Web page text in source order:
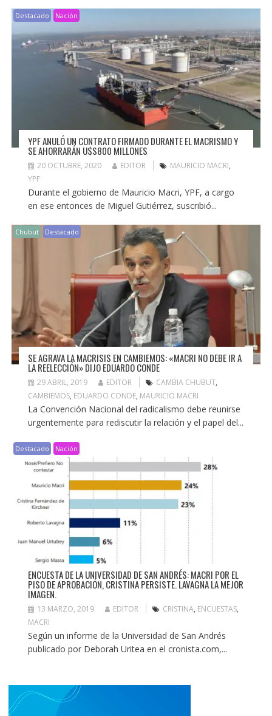
Destacado Nación
YPF ANULÓ UN CONTRATO FIRMADO DURANTE EL MACRISMO Y
SE AHORRARÁN U$S800 MILLONES
20 OCTUBRE, 2020 EDITOR MAURICIO MACRI,
YPF
Durante el gobierno de Mauricio Macri, YPF, a cargo
en ese entonces de Miguel Gutiérrez, suscribió...
Chubut Destacado
SE AGRAVA LA MACRISIS EN CAMBIEMOS: «MACRI NO DEBE IR A
LA REELECCIÓN» DIJO EDUARDO CONDE
29 ABRIL, 2019 EDITOR CAMBIA CHUBUT,
CAMBIEMOS, EDUARDO CONDE, MAURICIO MACRI
La Convención Nacional del radicalismo debe reunirse
urgentemente para rediscutir la relación y el papel del...
Destacado Nación
ENCUESTA DE LA UNIVERSIDAD DE SAN ANDRÉS: MACRI POR EL
PISO DE APROBACIÓN, CRISTINA PERSISTE. LAVAGNA LA MEJOR
IMAGEN.
13 MARZO, 2019 EDITOR CRISTINA, ENCUESTAS,
MACRI
Según un informe de la Universidad de San Andrés
publicado por Deborah Uritea en el cronista.com,...